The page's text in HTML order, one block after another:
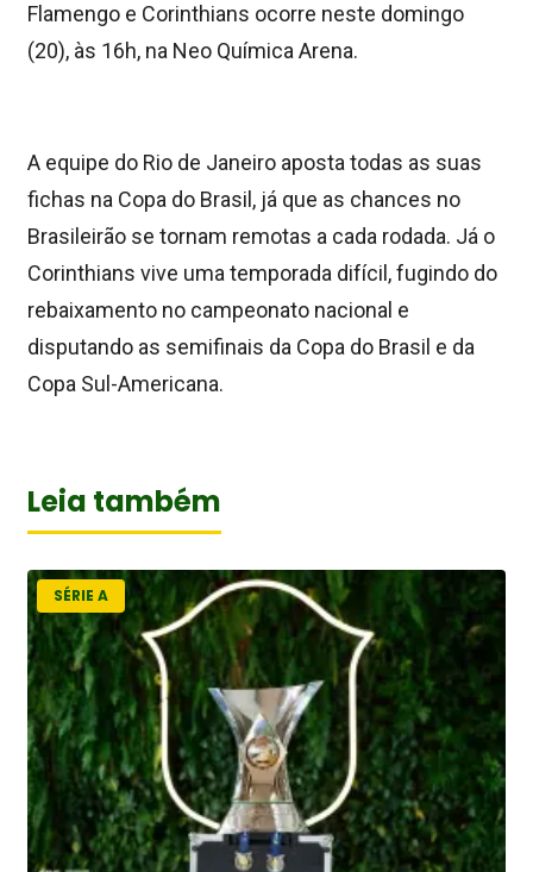
Flamengo e Corinthians ocorre neste domingo
(20), às 16h, na Neo Química Arena.
A equipe do Rio de Janeiro aposta todas as suas
fichas na Copa do Brasil, já que as chances no
Brasileirão se tornam remotas a cada rodada. Já o
Corinthians vive uma temporada difícil, fugindo do
rebaixamento no campeonato nacional e
disputando as semifinais da Copa do Brasil e da
Copa Sul-Americana.
Leia também
SÉRIE A